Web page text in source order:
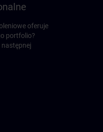
oferuje
portfolio?